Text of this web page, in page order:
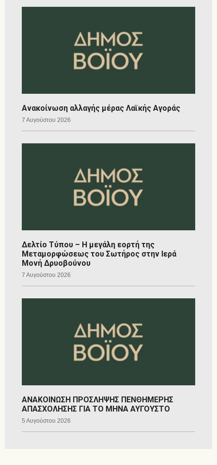
Ανακοίνωση αλλαγής μέρας Λαϊκής Αγοράς
7 Αυγούστου 2026
Δελτίο Τύπου – Η μεγάλη εορτή της
Μεταμορφώσεως του Σωτήρος στην Ιερά
Μονή Δρυοβούνου
7 Αυγούστου 2026
ΑΝΑΚΟΙΝΩΣΗ ΠΡΟΣΛΗΨΗΣ ΠΕΝΘΗΜΕΡΗΣ
ΑΠΑΣΧΟΛΗΣΗΣ ΓΙΑ ΤΟ ΜΗΝΑ ΑΥΓΟΥΣΤΟ
5 Αυγούστου 2026